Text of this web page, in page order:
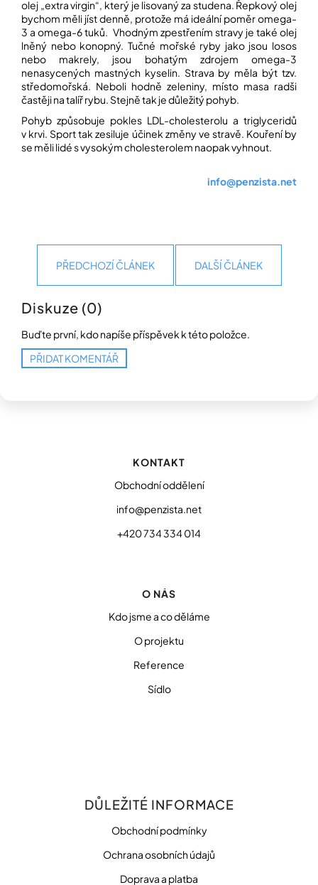
olej „extra virgin“, který je lisovaný za studena. Řepkový olej
bychom měli jíst denně, protože má ideální poměr omega-
3 a omega-6 tuků. Vhodným zpestřením stravy je také olej
lněný nebo konopný. Tučné mořské ryby jako jsou losos
nebo makrely, jsou bohatým zdrojem omega-3
nenasycených mastných kyselin. Strava by měla být tzv.
středomořská. Neboli hodně zeleniny, místo masa radši
častěji na talíř rybu. Stejně tak je důležitý pohyb.
Pohyb způsobuje pokles LDL-cholesterolu a triglyceridů
v krvi. Sport tak zesiluje účinek změny ve stravě. Kouření by
se měli lidé s vysokým cholesterolem naopak vyhnout.
info@penzista.net
PŘEDCHOZÍ ČLÁNEK DALŠÍ ČLÁNEK
Diskuze (0)
Buďte první, kdo napíše příspěvek k této položce.
PŘIDAT KOMENTÁŘ
KONTAKT
Obchodní oddělení
info@penzista.net
+420 734 334 014
O NÁS
Kdo jsme a co děláme
O projektu
Reference
Sídlo
DŮLEŽITÉ INFORMACE
Obchodní podmínky
Ochrana osobních údajů
Doprava a platba